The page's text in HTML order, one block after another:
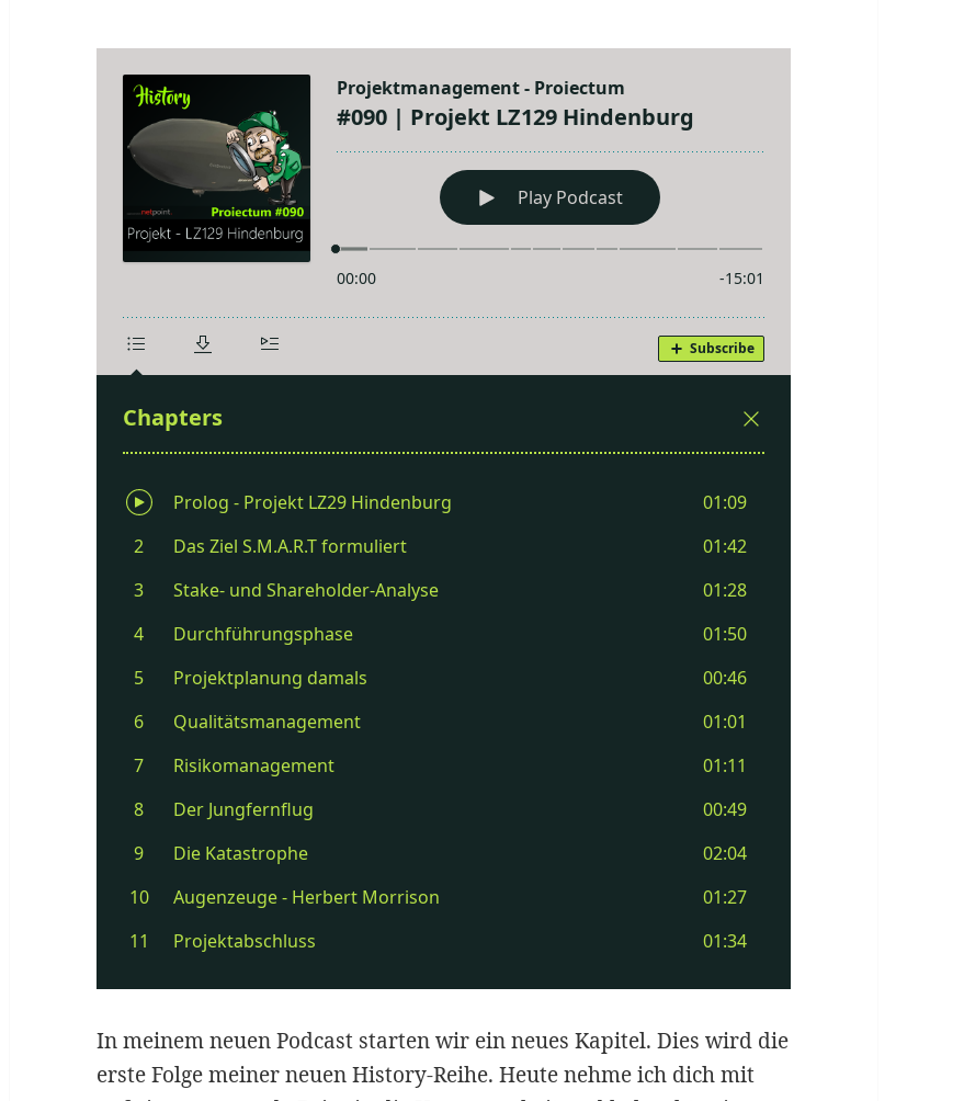
In meinem neuen Podcast starten wir ein neues Kapitel. Dies wird die
erste Folge meiner neuen History-Reihe. Heute nehme ich dich mit